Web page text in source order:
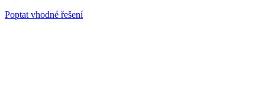
Poptat vhodné řešení